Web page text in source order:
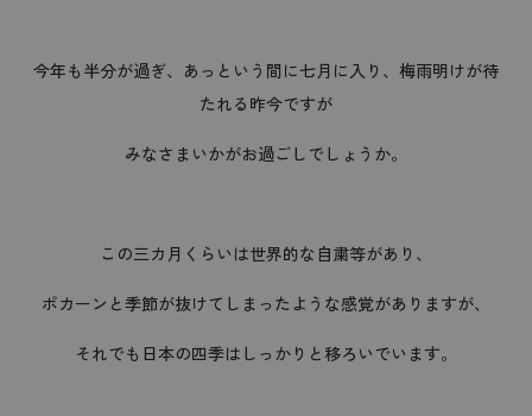
今年も半分が過ぎ、あっという間に七月に入り、梅雨明けが待
たれる昨今ですが
みなさまいかがお過ごしでしょうか。
この三カ月くらいは世界的な自粛等があり、
ポカーンと季節が抜けてしまったような感覚がありますが、
それでも日本の四季はしっかりと移ろいでいます。